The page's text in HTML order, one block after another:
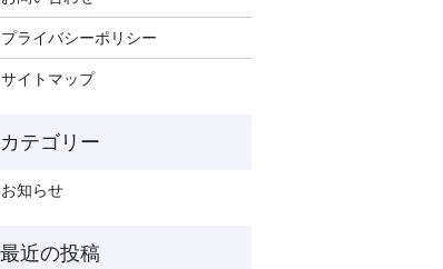
プライバシーポリシー
サイトマップ
お知らせ